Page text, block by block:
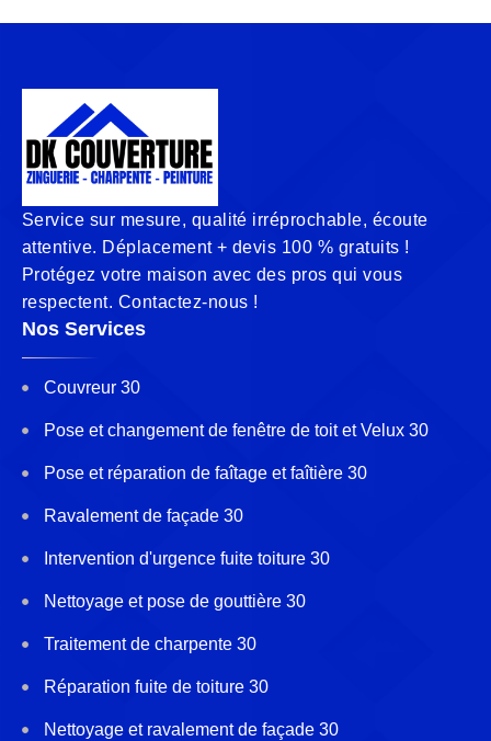
Service sur mesure, qualité irréprochable, écoute
attentive. Déplacement + devis 100 % gratuits !
Protégez votre maison avec des pros qui vous
respectent. Contactez-nous !
Nos Services
Couvreur 30
Pose et changement de fenêtre de toit et Velux 30
Pose et réparation de faîtage et faîtière 30
Ravalement de façade 30
Intervention d'urgence fuite toiture 30
Nettoyage et pose de gouttière 30
Traitement de charpente 30
Réparation fuite de toiture 30
Nettoyage et ravalement de façade 30